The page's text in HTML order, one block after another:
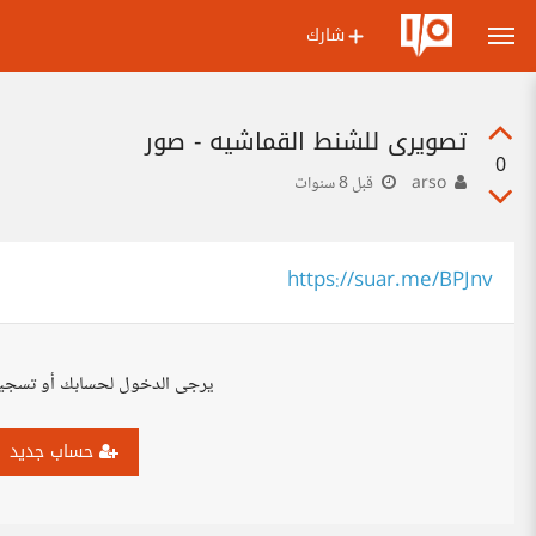
شارك
0
تصويري للشنط القماشيه - صور
قبل 8 سنوات
https://suar.me/BPJnv
يرجى الدخول لحسابك أو
حساب جديد